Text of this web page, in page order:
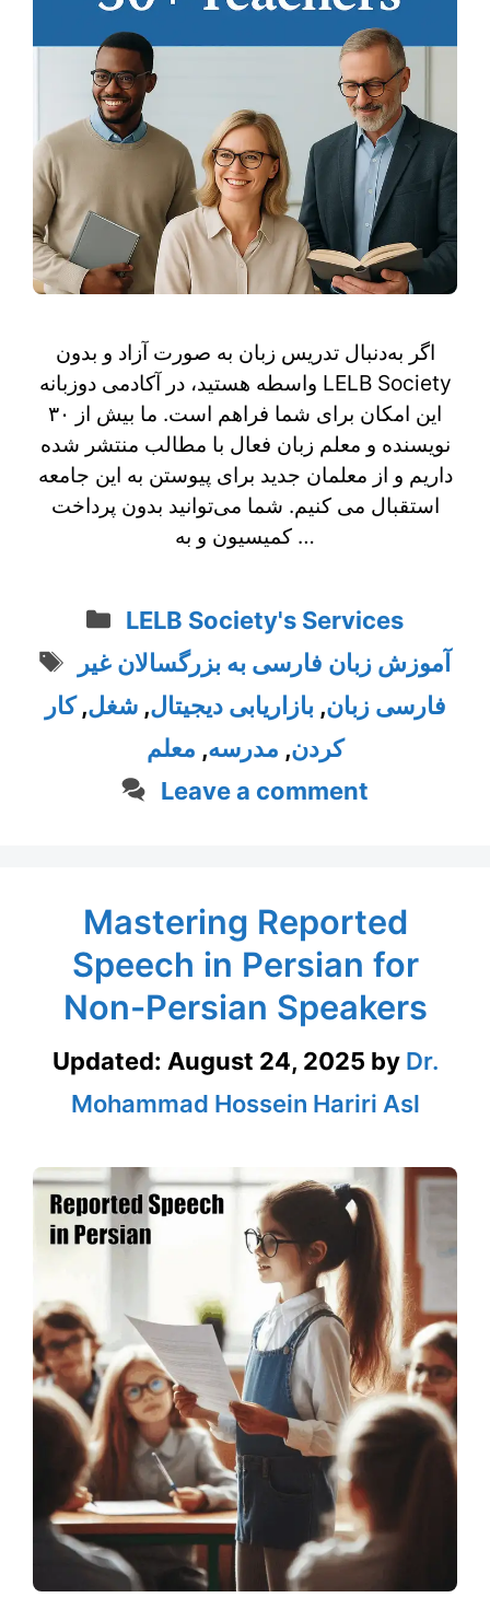
اگر به‌دنبال تدریس زبان به‌ صورت آزاد و بدون
واسطه هستید، در آکادمی دوزبانه LELB Society
این امکان برای شما فراهم است. ما بیش از ۳۰
نویسنده و معلم زبان فعال با مطالب منتشر شده
داریم و از معلمان جدید برای پیوستن به این جامعه
استقبال می‌ کنیم. شما می‌توانید بدون پرداخت
کمیسیون و به‌ …
Categories
LELB Society's Services
Tags
آموزش زبان فارسی به بزرگسالان غیر
فارسی زبان,بازاریابی دیجیتال,شغل,کار
کردن, مدرسه, معلم
Leave a comment
Mastering Reported
Speech in Persian for
Non-Persian Speakers
Updated: August 24, 2025 by Dr.
Mohammad Hossein Hariri Asl